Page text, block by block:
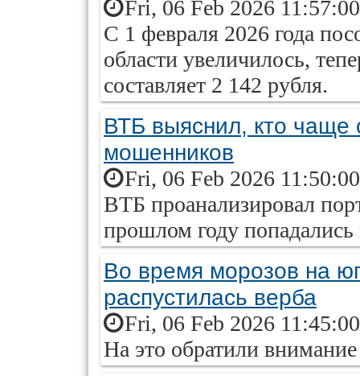
Fri, 06 Feb 2026
С 1 февраля 2026 года
области увеличилось,
составляет 2 142 рубля.
ВТБ выяснил, кто чаще
мошенников
Fri, 06 Feb 2026
ВТБ проанализировал
прошлом году
Во время морозов на
распустилась верба
Fri, 06 Feb 2026
На это обратили